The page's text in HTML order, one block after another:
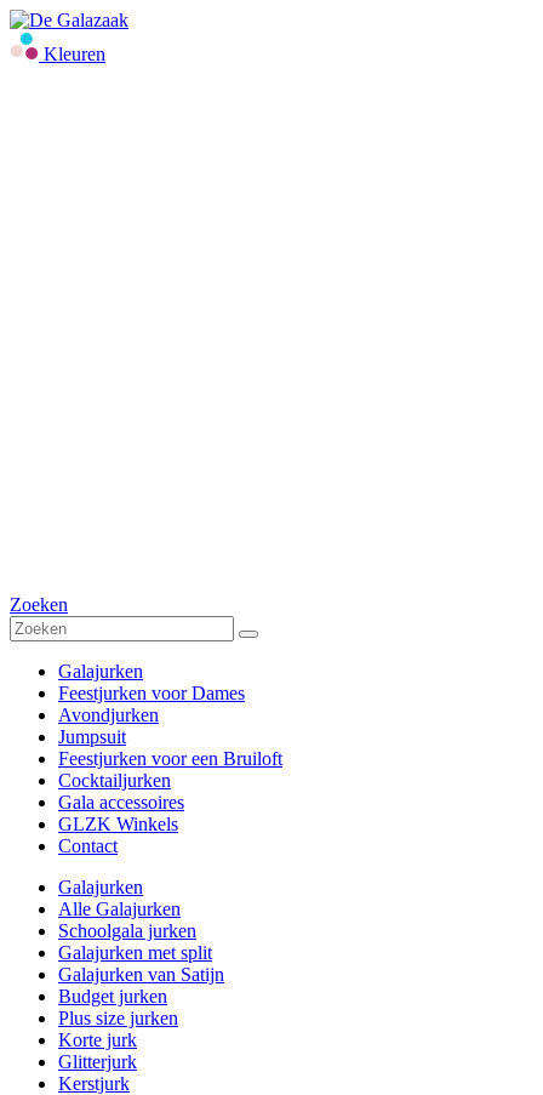
Kleuren
Zoeken
Galajurken
Feestjurken voor Dames
Avondjurken
Jumpsuit
Feestjurken voor een Bruiloft
Cocktailjurken
Gala accessoires
GLZK Winkels
Contact
Galajurken
Alle Galajurken
Schoolgala jurken
Galajurken met split
Galajurken van Satijn
Budget jurken
Plus size jurken
Korte jurk
Glitterjurk
Kerstjurk